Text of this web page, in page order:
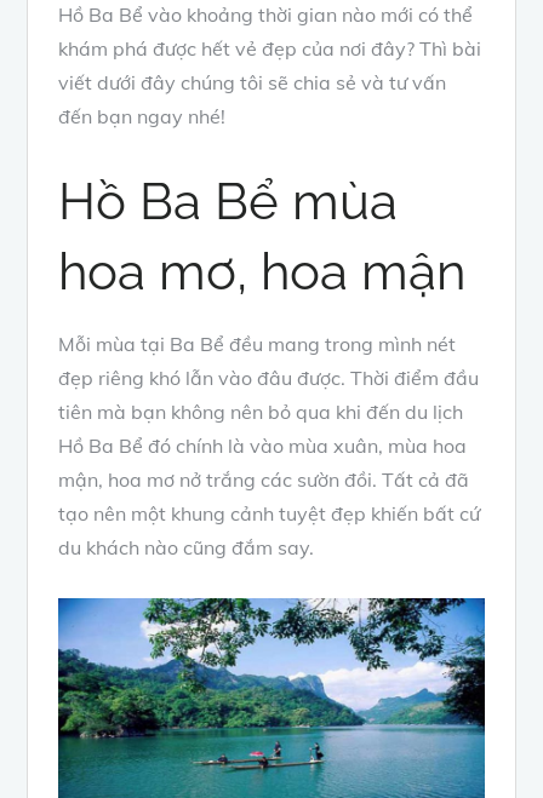
Hồ Ba Bể vào khoảng thời gian nào mới có thể
khám phá được hết vẻ đẹp của nơi đây? Thì bài
viết dưới đây chúng tôi sẽ chia sẻ và tư vấn
đến bạn ngay nhé!
Hồ Ba Bể mùa
hoa mơ, hoa mận
Mỗi mùa tại Ba Bể đều mang trong mình nét
đẹp riêng khó lẫn vào đâu được. Thời điểm đầu
tiên mà bạn không nên bỏ qua khi đến du lịch
Hồ Ba Bể đó chính là vào mùa xuân, mùa hoa
mận, hoa mơ nở trắng các sườn đồi. Tất cả đã
tạo nên một khung cảnh tuyệt đẹp khiến bất cứ
du khách nào cũng đắm say.